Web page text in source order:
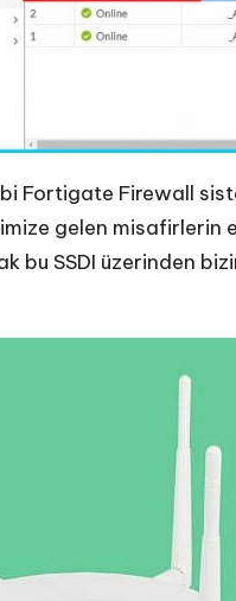
Fortigate Firewall
gelen misafirlerin
bu SSDI üzerinden